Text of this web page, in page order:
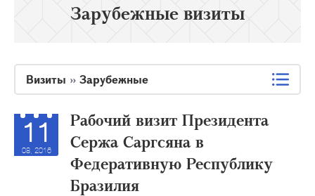
Зарубежные визиты
Визиты » Зарубежные
11
08, 2016
Рабочий визит Президента
Сержа Саргсяна в
Федеративную Республику
Бразилия